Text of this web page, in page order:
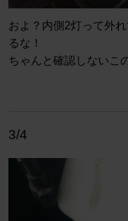
およ？内側2灯って外
るな！
ちゃんと確認しないこ
3/4